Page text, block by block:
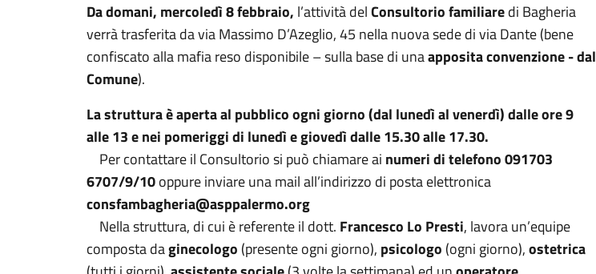
Da domani, mercoledì 8 febbraio, l’attività delConsultorio familiaredi Bagheria
verrà trasferita da via Massimo D’Azeglio, 45 nella nuova sede di via Dante (bene
confiscato alla mafia reso disponibile – sulla base di unaapposita convenzione - dal
Comune).
La struttura è aperta al pubblico ogni giorno (dal lunedì al venerdì) dalle ore 9
alle 13 e nei pomeriggi di lunedì e giovedì dalle 15.30 alle 17.30.
Per contattare il Consultorio si può chiamare ai numeri di telefono 091703
6707/9/10oppure inviare una mail all’indirizzo di posta elettronica
consfambagheria@asppalermo.org
Nella struttura, di cui è referente il dott. Francesco Lo Presti, lavora un’equipe
composta daginecologo (presente ogni giorno), psicologo (ogni giorno),ostetrica